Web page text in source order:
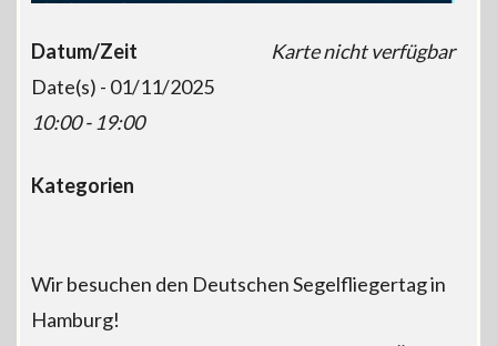
Karte nicht verfügbar
Datum/Zeit
Date(s) - 01/11/2025
10:00 - 19:00
Kategorien
Wir besuchen den Deutschen Segelfliegertag in
Hamburg!